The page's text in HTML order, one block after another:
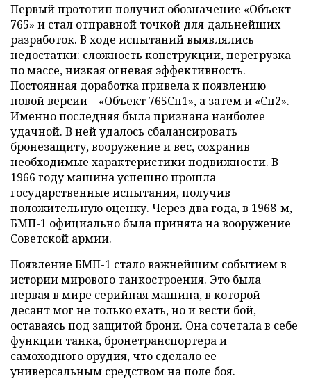
Первый прототип получил обозначение «Объект
765» и стал отправной точкой для дальнейших
разработок. В ходе испытаний выявлялись
недостатки: сложность конструкции, перегрузка
по массе, низкая огневая эффективность.
Постоянная доработка привела к появлению
новой версии – «Объект 765Сп1», а затем и «Сп2».
Именно последняя была признана наиболее
удачной. В ней удалось сбалансировать
бронезащиту, вооружение и вес, сохранив
необходимые характеристики подвижности. В
1966 году машина успешно прошла
государственные испытания, получив
положительную оценку. Через два года, в 1968-м,
БМП-1 официально была принята на вооружение
Советской армии.
Появление БМП-1 стало важнейшим событием в
истории мирового танкостроения. Это была
первая в мире серийная машина, в которой
десант мог не только ехать, но и вести бой,
оставаясь под защитой брони. Она сочетала в себе
функции танка, бронетранспортера и
самоходного орудия, что сделало ее
универсальным средством на поле боя.